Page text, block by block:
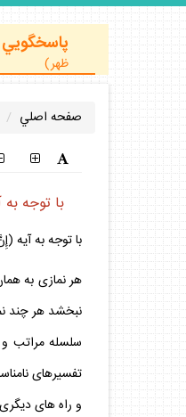
پاسخگويي
ظهر)
صفحه اصلي
با توجه
با توجه به آيه
هر نمازى به
نبخشد هر چند
سلسله مراتب
تفسيرهاى
و راه هاى